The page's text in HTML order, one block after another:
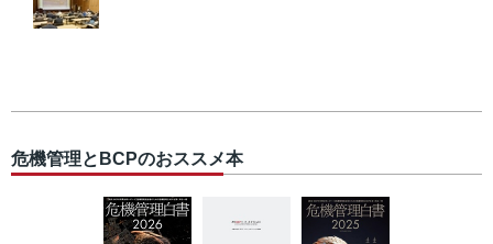
危機管理とBCPのおススメ本